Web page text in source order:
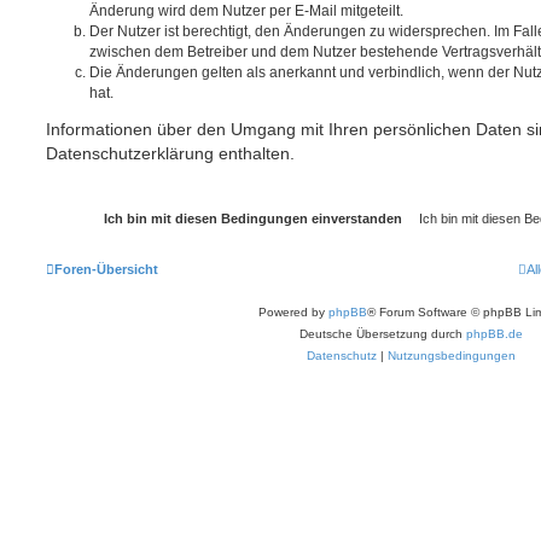
Änderung wird dem Nutzer per E-Mail mitgeteilt.
Der Nutzer ist berechtigt, den Änderungen zu widersprechen. Im
zwischen dem Betreiber und dem Nutzer bestehende
Die Änderungen gelten als anerkannt und verbindlich, wenn der
hat.
Informationen über den Umgang mit Ihren persönlichen Daten
Datenschutzerklärung enthalten.
Foren-Übersicht
Powered by phpBB® Forum Software © phpBB
Deutsche Übersetzung durch phpBB.de
Datenschutz | Nutzungsbedingungen